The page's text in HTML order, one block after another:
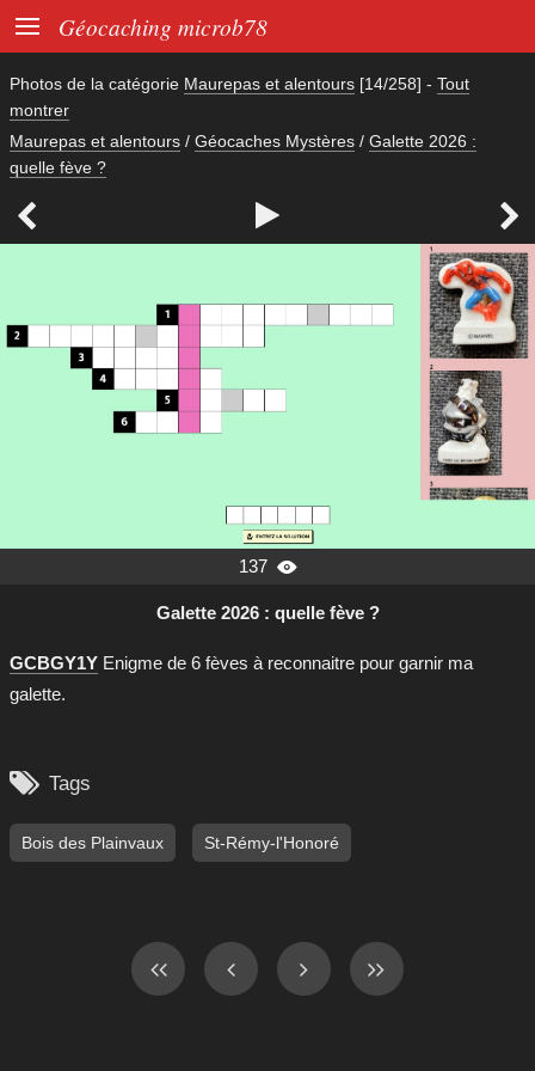
 Géocaching microb78
Photos de la catégorie Maurepas et alentours [14/258] - Tout
montrer
Maurepas et alentours / Géocaches Mystères / Galette 2026 :
quelle fève ?
  
137 
Galette 2026 : quelle fève ?
GCBGY1Y Enigme de 6 fèves à reconnaitre pour garnir ma
galette.
 Tags
Bois des Plainvaux St-Rémy-l'Honoré